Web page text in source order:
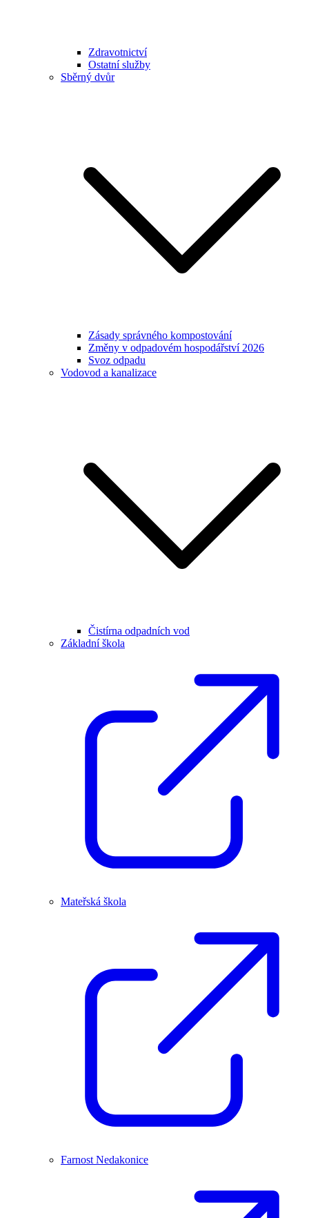
Zdravotnictví
Ostatní služby
Sběrný dvůr
Zásady správného kompostování
Změny v odpadovém hospodářství 2026
Svoz odpadu
Vodovod a kanalizace
Čistírna odpadních vod
Základní škola
Mateřská škola
Farnost Nedakonice